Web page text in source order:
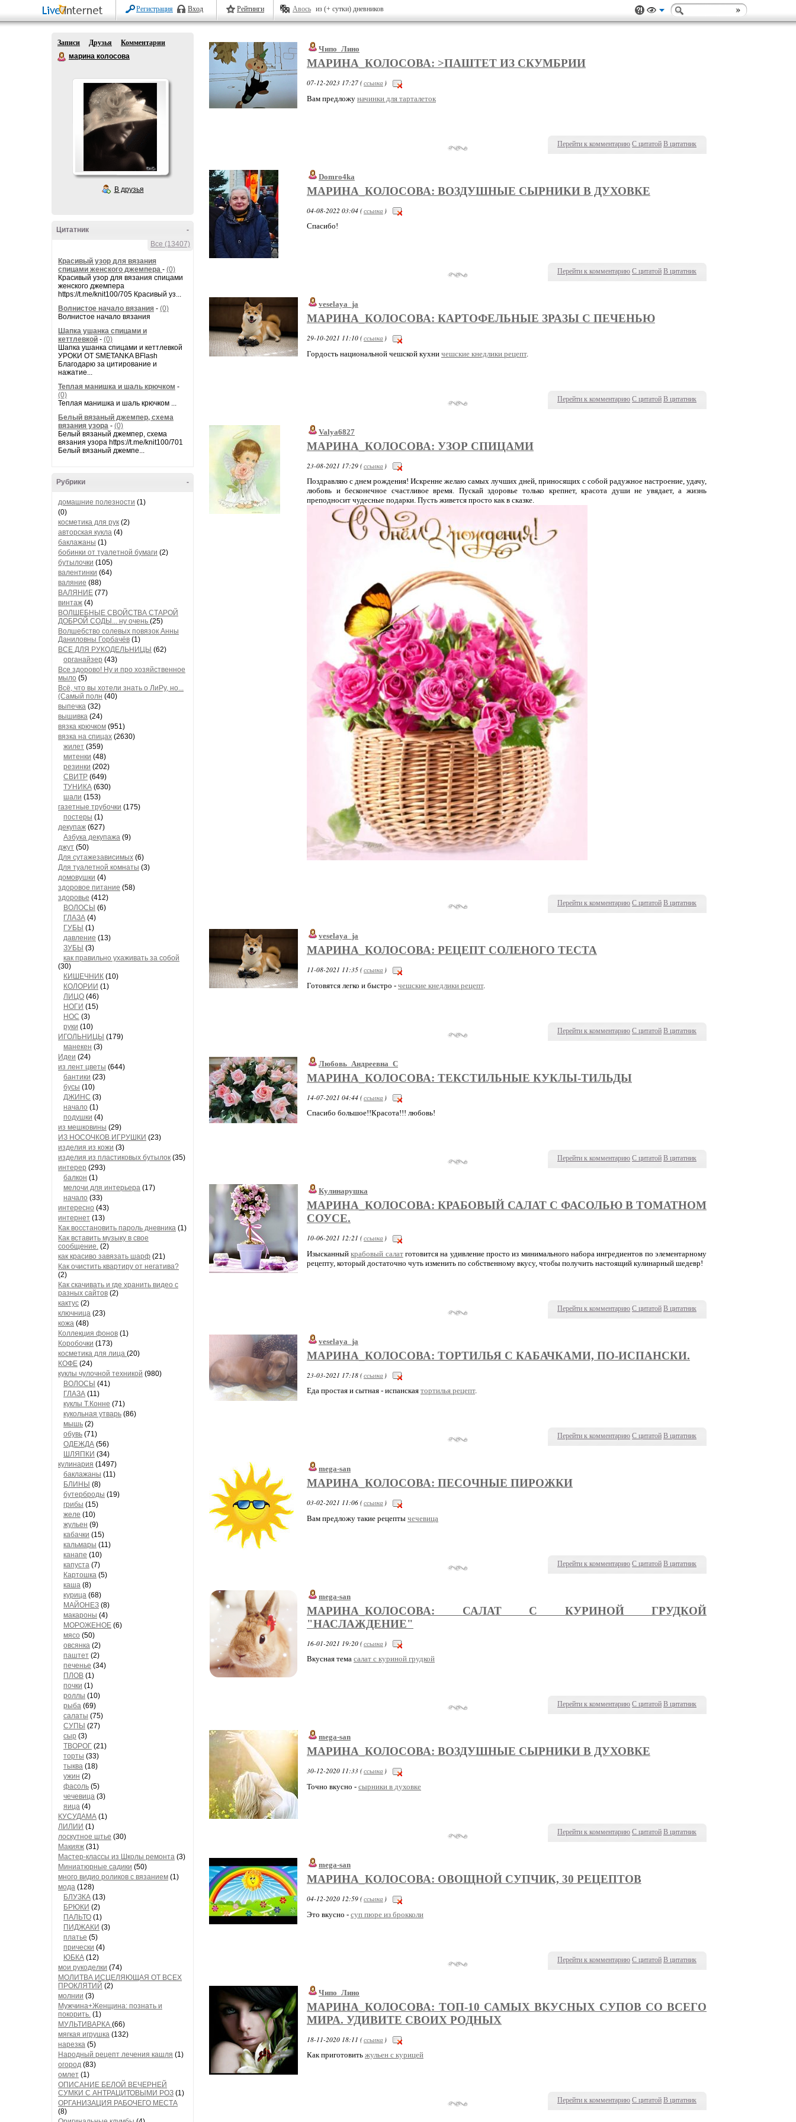
Регистрация Вход Рейтинги Авось из (+ сутки) дневников
Записи Друзья
Комментарии
марина колосова
В друзья
-
Цитатник
Все (13407)
Красивый узор для вязания
спицами женского джемпера - (0)
Красивый узор для вязания спицами
женского джемпера
https://t.me/knit100/705 Красивый уз...
Волнистое начало вязания - (0)
Волнистое начало вязания
Шапка ушанка спицами и
кеттлевкой - (0)
Шапка ушанка спицами и кеттлевкой
УРОКИ ОТ SMETANKA BFlash
Благодарю за цитирование и
нажатие...
Теплая манишка и шаль крючком -
(0)
Теплая манишка и шаль крючком ...
Белый вязаный джемпер, схема
вязания узора - (0)
Белый вязаный джемпер, схема
вязания узора https://t.me/knit100/701
Белый вязаный джемпе...
-
Рубрики
домашние полезности (1)
(0)
косметика для рук (2)
авторская кукла (4)
баклажаны (1)
бобинки от туалетной бумаги (2)
бутылочки (105)
валентинки (64)
валяние (88)
ВАЛЯНИЕ (77)
винтаж (4)
ВОЛШЕБНЫЕ СВОЙСТВА СТАРОЙ
ДОБРОЙ СОДЫ... ну очень (25)
Волшебство солевых повязок Анны
Даниловны Горбачёв (1)
ВСЕ ДЛЯ РУКОДЕЛЬНИЦЫ (62)
органайзер (43)
Все здорово! Ну и про хозяйственное
мыло (5)
Всё, что вы хотели знать о ЛиРу, но...
(Самый полн (40)
выпечка (32)
вышивка (24)
вязка крючком (951)
вязка на спицах (2630)
жилет (359)
митенки (48)
резинки (202)
СВИТР (649)
ТУНИКА (630)
шали (153)
газетные трубочки (175)
постеры (1)
декупаж (627)
Азбука декупажа (9)
джут (50)
Для сутажезависимых (6)
Для туалетной комнаты (3)
домовушки (4)
здоровое питание (58)
здоровье (412)
ВОЛОСЫ (6)
ГЛАЗА (4)
ГУБЫ (1)
давление (13)
ЗУБЫ (3)
как правильно ухаживать за собой
(30)
КИШЕЧНИК (10)
КОЛОРИИ (1)
ЛИЦО (46)
НОГИ (15)
НОС (3)
руки (10)
ИГОЛЬНИЦЫ (179)
манекен (3)
Идеи (24)
из лент цветы (644)
бантики (23)
бусы (10)
ДЖИНС (3)
начало (1)
подушки (4)
из мешковины (29)
ИЗ НОСОЧКОВ ИГРУШКИ (23)
изделия из кожи (3)
изделия из пластиковых бутылок (35)
интерер (293)
балкон (1)
мелочи для интерьера (17)
начало (33)
интересно (43)
интернет (13)
Как восстановить пароль дневника (1)
Как вставить музыку в свое
сообщение. (2)
как красиво завязать шарф (21)
Как очистить квартиру от негатива?
(2)
Как скачивать и где хранить видео с
разных сайтов (2)
кактус (2)
ключница (23)
кожа (48)
Коллекция фонов (1)
Коробочки (173)
косметика для лица (20)
КОФЕ (24)
куклы чулочной техникой (980)
ВОЛОСЫ (41)
ГЛАЗА (11)
куклы Т.Конне (71)
кукольная утварь (86)
мышь (2)
обувь (71)
ОДЕЖДА (56)
ШЛЯПКИ (34)
кулинария (1497)
баклажаны (11)
БЛИНЫ (8)
бутерброды (19)
грибы (15)
желе (10)
жульен (9)
кабачки (15)
кальмары (11)
канапе (10)
капуста (7)
Картошка (5)
каша (8)
курица (68)
МАЙОНЕЗ (8)
макароны (4)
МОРОЖЕНОЕ (6)
мясо (50)
овсянка (2)
паштет (2)
печенье (34)
ПЛОВ (1)
почки (1)
роллы (10)
рыба (69)
салаты (75)
СУПЫ (27)
сыр (3)
ТВОРОГ (21)
торты (33)
тыква (18)
ужин (2)
фасоль (5)
чечевица (3)
яица (4)
КУСУДАМА (1)
ЛИЛИИ (1)
лоскутное штье (30)
Макияж (31)
Мастер-классы из Школы ремонта (3)
Миниатюрные садики (50)
много видио роликов с вязанием (1)
мода (128)
БЛУЗКА (13)
БРЮКИ (2)
ПАЛЬТО (1)
ПИДЖАКИ (3)
платье (5)
прически (4)
ЮБКА (12)
мои рукоделки (74)
МОЛИТВА ИСЦЕЛЯЮЩАЯ ОТ ВСЕХ
ПРОКЛЯТИЙ (2)
молнии (3)
Мужчина+Женщина: познать и
покорить. (1)
МУЛЬТИВАРКА (66)
мягкая игрушка (132)
нарезка (5)
Народный рецепт лечения кашля (1)
огород (83)
омлет (1)
ОПИСАНИЕ БЕЛОЙ ВЕЧЕРНЕЙ
СУМКИ С АНТРАЦИТОВЫМИ РОЗ (1)
ОРГАНИЗАЦИЯ РАБОЧЕГО МЕСТА
(8)
Чипо_Лино
МАРИНА_КОЛОСОВА: >ПАШТЕТ ИЗ СКУМБРИИ
07-12-2023 17:27 (ссылка )
Вам предложу начинки для тарталеток
Перейти к комментарию С цитатой В цитатник
Domro4ka
МАРИНА_КОЛОСОВА: ВОЗДУШНЫЕ СЫРНИКИ В ДУХОВКЕ
04-08-2022 03:04 (ссылка )
Спасибо!
Перейти к комментарию С цитатой В цитатник
veselaya_ja
МАРИНА_КОЛОСОВА: КАРТОФЕЛЬНЫЕ ЗРАЗЫ С ПЕЧЕНЬЮ
29-10-2021 11:10 (ссылка )
Гордость национальной чешской кухни чешские кнедлики рецепт.
Перейти к комментарию С цитатой В цитатник
Valya6827
МАРИНА_КОЛОСОВА: УЗОР СПИЦАМИ
23-08-2021 17:29 (ссылка )
Поздравляю с днем рождения! Искренне желаю самых лучших дней, приносящих с собой радужное настроение, удачу,
любовь и бесконечное счастливое время. Пускай здоровье только крепнет, красота души не увядает, а жизнь
преподносит чудесные подарки. Пусть живется просто как в сказке.
Перейти к комментарию С цитатой В цитатник
veselaya_ja
МАРИНА_КОЛОСОВА: РЕЦЕПТ СОЛЕНОГО ТЕСТА
11-08-2021 11:35 (ссылка )
Готовятся легко и быстро - чешские кнедлики рецепт.
Перейти к комментарию С цитатой В цитатник
Любовь_Андреевна_С
МАРИНА_КОЛОСОВА: ТЕКСТИЛЬНЫЕ КУКЛЫ-ТИЛЬДЫ
14-07-2021 04:44 (ссылка )
Спасибо большое!!Красота!!! любовь!
Перейти к комментарию С цитатой В цитатник
Кулинарушка
МАРИНА_КОЛОСОВА: КРАБОВЫЙ САЛАТ С ФАСОЛЬЮ В ТОМАТНОМ
СОУСЕ.
10-06-2021 12:21 (ссылка )
Изысканныйкрабовый салатготовится на удивление просто из минимального набора ингредиентов по элементарному
рецепту, который достаточно чуть изменить по собственному вкусу, чтобы получить настоящий кулинарный шедевр!
Перейти к комментарию С цитатой В цитатник
veselaya_ja
МАРИНА_КОЛОСОВА: ТОРТИЛЬЯ С КАБАЧКАМИ, ПО-ИСПАНСКИ.
23-03-2021 17:18 (ссылка )
Еда простая и сытная - испанская тортилья рецепт.
Перейти к комментарию С цитатой В цитатник
mega-san
МАРИНА_КОЛОСОВА: ПЕСОЧНЫЕ ПИРОЖКИ
03-02-2021 11:06 (ссылка )
Вам предложу такие рецепты чечевица
Перейти к комментарию С цитатой В цитатник
mega-san
МАРИНА_КОЛОСОВА: САЛАТ С КУРИНОЙ ГРУДКОЙ
"НАСЛАЖДЕНИЕ"
16-01-2021 19:20 (ссылка )
Вкусная тема салат с куриной грудкой
Перейти к комментарию С цитатой В цитатник
mega-san
МАРИНА_КОЛОСОВА: ВОЗДУШНЫЕ СЫРНИКИ В ДУХОВКЕ
30-12-2020 11:33 (ссылка )
Точно вкусно - сырники в духовке
Перейти к комментарию С цитатой В цитатник
mega-san
МАРИНА_КОЛОСОВА: ОВОЩНОЙ СУПЧИК, 30 РЕЦЕПТОВ
04-12-2020 12:59 (ссылка )
Это вкусно - суп пюре из брокколи
Перейти к комментарию С цитатой В цитатник
Чипо_Лино
МАРИНА_КОЛОСОВА: ТОП-10 САМЫХ ВКУСНЫХ СУПОВ СО ВСЕГО
МИРА. УДИВИТЕ СВОИХ РОДНЫХ
18-11-2020 18:11 (ссылка )
Как приготовить жульен с курицей
Перейти к комментарию С цитатой В цитатник